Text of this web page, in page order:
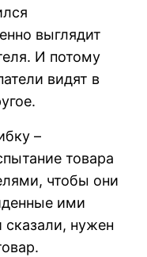
выглядит
И потому
видят в
–
товара
чтобы они
ими
сказали, нужен